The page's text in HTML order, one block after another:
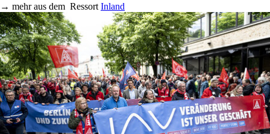
→ mehr aus dem Ressort Inland